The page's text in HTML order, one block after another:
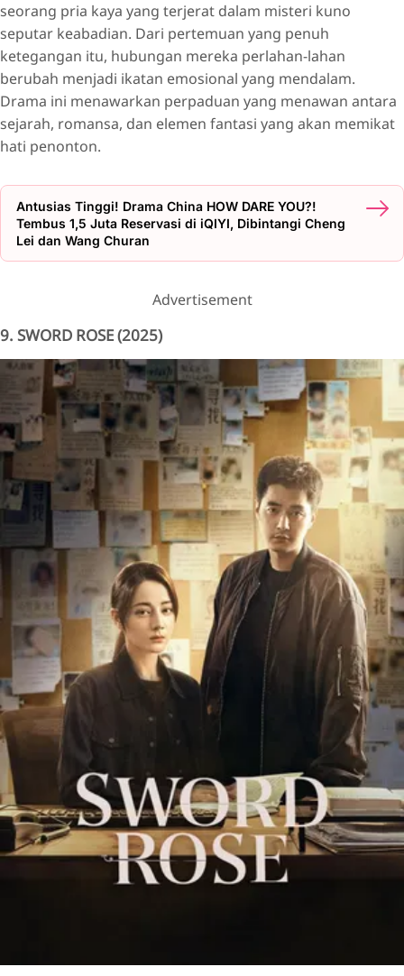
seorang pria kaya yang terjerat dalam misteri kuno
seputar keabadian. Dari pertemuan yang penuh
ketegangan itu, hubungan mereka perlahan-lahan
berubah menjadi ikatan emosional yang mendalam.
Drama ini menawarkan perpaduan yang menawan antara
sejarah, romansa, dan elemen fantasi yang akan memikat
hati penonton.
Antusias Tinggi! Drama China HOW DARE YOU?!
Tembus 1,5 Juta Reservasi di iQIYI, Dibintangi Cheng
Lei dan Wang Churan
Advertisement
9. SWORD ROSE (2025)